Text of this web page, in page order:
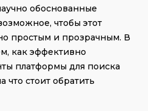
обоснованные
чтобы этот
простым и прозрачным. В
как эффективно
платформы для поиска
что стоит обратить